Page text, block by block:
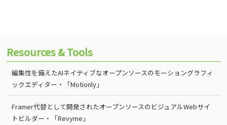
Resources & Tools
編集性を備えたAIネイティブなオープンソースのモーショングラフィ
ックエディター・「Motionly」
Framer代替として開発されたオープンソースのビジュアルWebサイ
トビルダー・「Revyme」